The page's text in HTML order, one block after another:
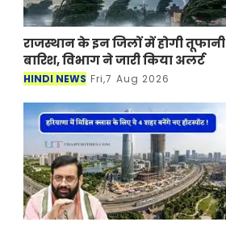
राजस्थान के इन जिलों में होगी तूफानी
बारिश, विभाग ने जारी किया अलर्ट
HINDI NEWS Fri,7 Aug 2026